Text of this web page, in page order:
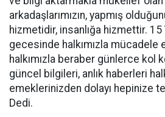
arkadaşlarımızın, yapmış
hizmetidir, insanlığa hizmettir.
gecesinde halkımızla mücadele
halkımızla beraber günlerce kol
güncel bilgileri, anlık haberleri
emeklerinizden dolayı hepinize
Dedi.